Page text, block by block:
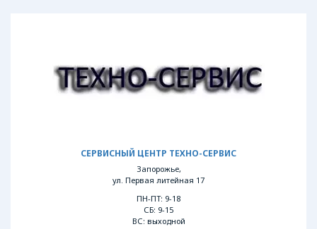
СЕРВИСНЫЙ ЦЕНТР ТЕХНО-СЕРВИС
Запорожье,
ул. Первая литейная 17
ПН-ПТ: 9-18
СБ: 9-15
ВС: выходной